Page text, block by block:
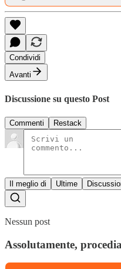
Condividi
Avanti
Discussione su questo Post
Commenti Restack
Il meglio di Ultime
Nessun post
Assolutamente,